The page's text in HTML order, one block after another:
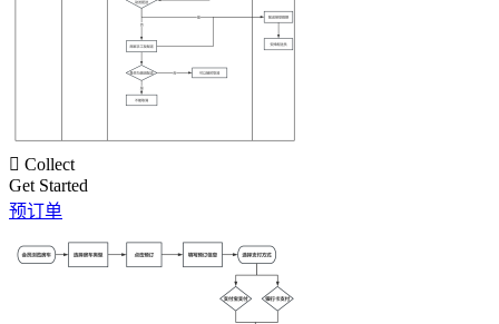
 Collect
Get Started
预订单